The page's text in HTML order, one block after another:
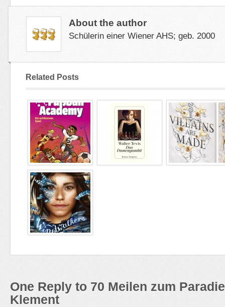
About the author
Schülerin einer Wiener AHS; geb. 2000
Related Posts
One Reply to 70 Meilen zum
Klement